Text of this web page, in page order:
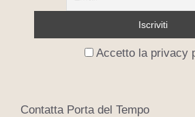
Accetto la privacy
Contatta Porta del Tempo